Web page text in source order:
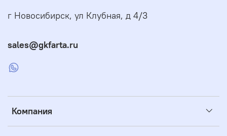
Компания
г Новосибирск, ул Клубная, д 4/3
sales@gkfarta.ru